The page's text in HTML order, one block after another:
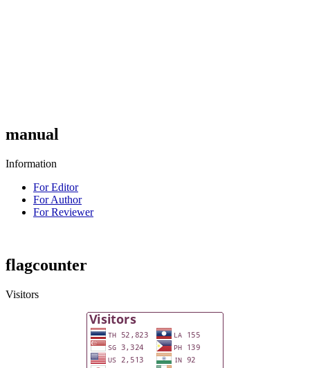
manual
Information
For Editor
For Author
For Reviewer
flagcounter
Visitors